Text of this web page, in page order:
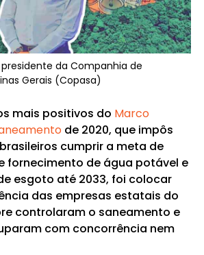
da Companhia de
Gerais (Copasa)
mais positivos do Marco
de 2020, que impôs
cumprir a meta de
fornecimento de água potável e
esgoto até 2033, foi colocar
das empresas estatais do
controlaram o saneamento e
com concorrência nem